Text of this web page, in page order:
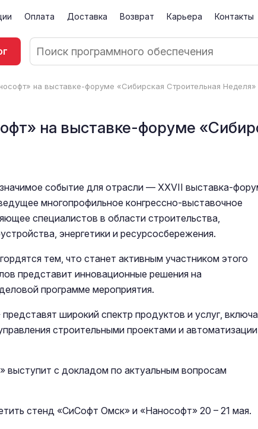
Оплата Доставка Возврат Карьера Контакты
на выставке-форуме «Сибирская Строительная
на выставке-форуме
событие для отрасли — XXVII выставка-
многопрофильное конгрессно-выставочное
специалистов в области строительства,
энергетики и ресурсосбережения.
тем, что станет активным участником этого
представит инновационные решения на
программе мероприятия.
широкий спектр продуктов и услуг,
строительными проектами и автоматизации
выступит с докладом по актуальным вопросам
стенд «СиCофт Омск» и «Нанософт» 20 – 21 мая.